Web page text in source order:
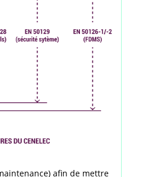
afin de mettre